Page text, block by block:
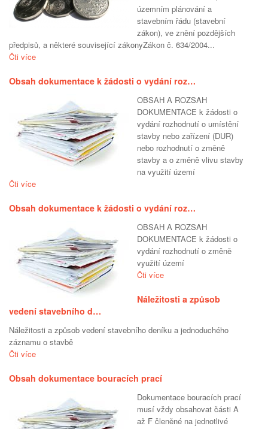
územním plánování a
stavebním řádu (stavební
zákon), ve znění pozdějších
předpisů, a některé související zákonyZákon č. 634/2004...
Čti více
Obsah dokumentace k žádosti o vydání roz…
OBSAH A ROZSAH
DOKUMENTACE k žádosti o
vydání rozhodnutí o umístění
stavby nebo zařízení (DUR)
nebo rozhodnutí o změně
stavby a o změně vlivu stavby
na využití území
Čti více
Obsah dokumentace k žádosti o vydání roz…
OBSAH A ROZSAH
DOKUMENTACE k žádosti o
vydání rozhodnutí o změně
využití území
Čti více
Náležitosti a způsob
vedení stavebního d…
Náležitosti a způsob vedení stavebního deníku a jednoduchého
záznamu o stavbě
Čti více
Obsah dokumentace bouracích prací
Dokumentace bouracích prací
musí vždy obsahovat části A
až F členěné na jednotlivé